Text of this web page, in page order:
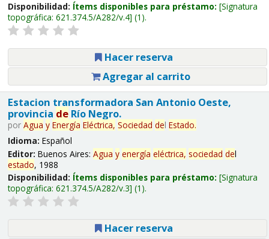
Disponibilidad: Ítems disponibles para préstamo: Signatura
topográfica: 621.374.5/A282/v.4 (1).
Hacer reserva
Agregar al carrito
Estacion transformadora San Antonio Oeste,
provincia deRío Negro.
por Agua y Energía Eléctrica, Sociedad del Estado.
Idioma: Español
Editor: Buenos Aires: Agua y energía eléctrica, sociedad del
estado, 1988
Disponibilidad: Ítems disponibles para préstamo: Signatura
topográfica: 621.374.5/A282/v.3 (1).
Hacer reserva